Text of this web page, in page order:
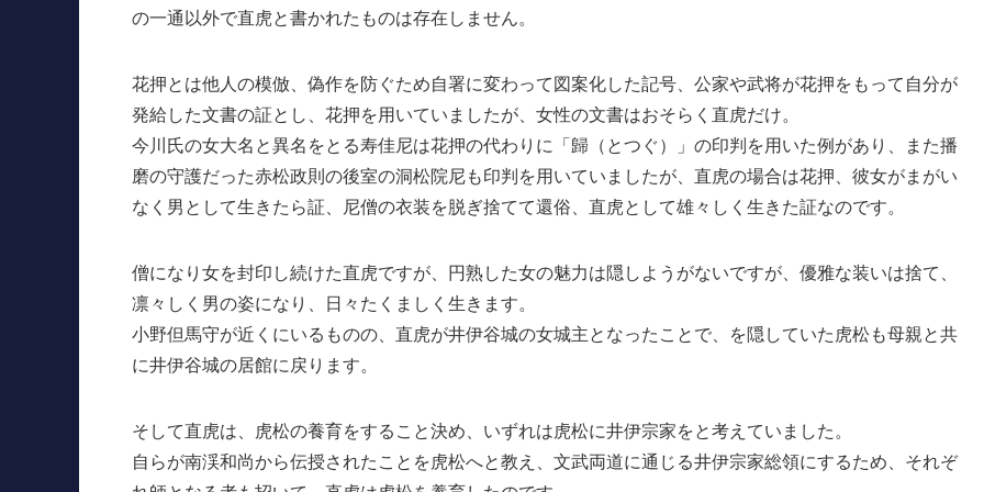
の一通以外で直虎と書かれたものは存在しません。
花押とは他人の模倣、偽作を防ぐため自署に変わって図案化した記号、公家や武将が花押をもって自分が
発給した文書の証とし、花押を用いていましたが、女性の文書はおそらく直虎だけ。
今川氏の女大名と異名をとる寿佳尼は花押の代わりに「歸（とつぐ）」の印判を用いた例があり、また播
磨の守護だった赤松政則の後室の洞松院尼も印判を用いていましたが、直虎の場合は花押、彼女がまがい
なく男として生きたら証、尼僧の衣装を脱ぎ捨てて還俗、直虎として雄々しく生きた証なのです。
僧になり女を封印し続けた直虎ですが、円熟した女の魅力は隠しようがないですが、優雅な装いは捨て、
凛々しく男の姿になり、日々たくましく生きます。
小野但馬守が近くにいるものの、直虎が井伊谷城の女城主となったことで、を隠していた虎松も母親と共
に井伊谷城の居館に戻ります。
そして直虎は、虎松の養育をすること決め、いずれは虎松に井伊宗家をと考えていました。
自らが南渓和尚から伝授されたことを虎松へと教え、文武両道に通じる井伊宗家総領にするため、それぞ